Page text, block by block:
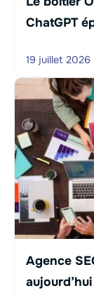
ChatGPT
19 juillet 2026
Agence
aujourd’hui